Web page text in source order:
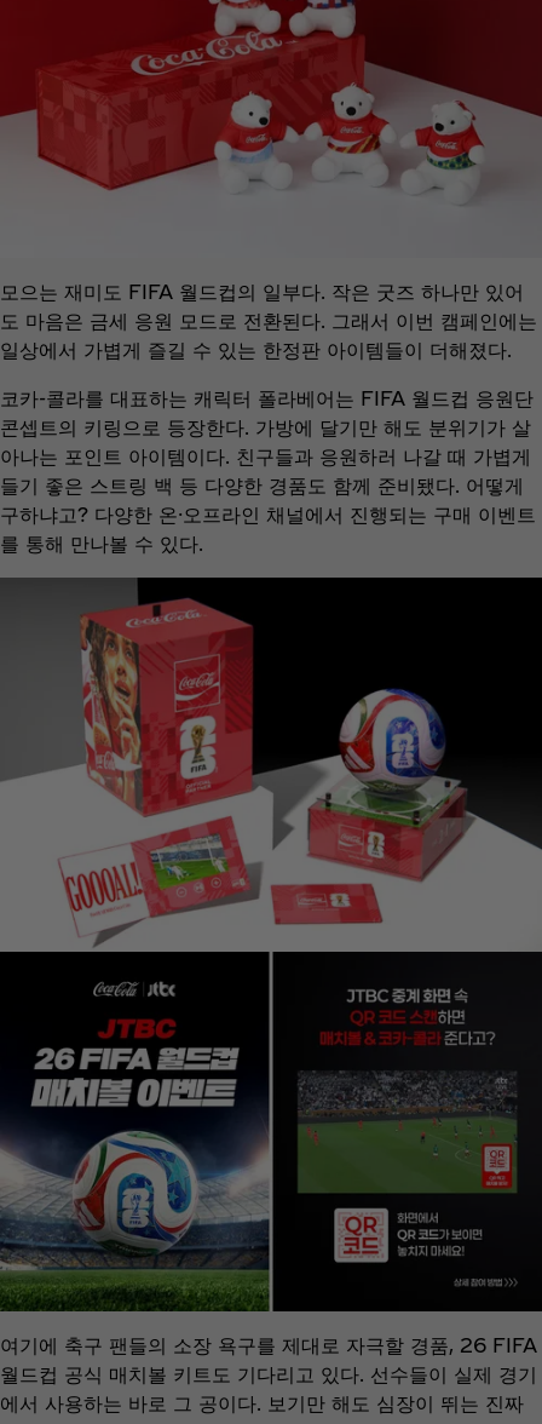
모으는 재미도 FIFA 월드컵의 일부다. 작은 굿즈 하나만 있어
도 마음은 금세 응원 모드로 전환된다. 그래서 이번 캠페인에는
일상에서 가볍게 즐길 수 있는 한정판 아이템들이 더해졌다.
코카-콜라를 대표하는 캐릭터 폴라베어는 FIFA 월드컵 응원단
콘셉트의 키링으로 등장한다. 가방에 달기만 해도 분위기가 살
아나는 포인트 아이템이다. 친구들과 응원하러 나갈 때 가볍게
들기 좋은 스트링 백 등 다양한 경품도 함께 준비됐다. 어떻게
구하냐고? 다양한 온·오프라인 채널에서 진행되는 구매 이벤트
를 통해 만나볼 수 있다.
여기에 축구 팬들의 소장 욕구를 제대로 자극할 경품, 26 FIFA
월드컵 공식 매치볼 키트도 기다리고 있다. 선수들이 실제 경기
에서 사용하는 바로 그 공이다. 보기만 해도 심장이 뛰는 진짜